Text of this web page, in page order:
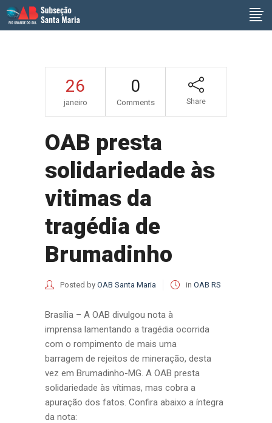
26
janeiro
0
Comments Share
OAB presta
solidariedade às
vitimas da
tragédia de
Brumadinho
Posted by OAB Santa Maria in OAB RS
Brasília – A OAB divulgou nota à
imprensa lamentando a tragédia ocorrida
com o rompimento de mais uma
barragem de rejeitos de mineração, desta
vez em Brumadinho-MG. A OAB presta
solidariedade às vítimas, mas cobra a
apuração dos fatos. Confira abaixo a íntegra
da nota: